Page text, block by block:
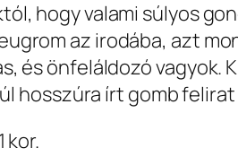
hogy valami súlyos
az irodába, azt
és önfeláldozó vagyok.
hosszúra írt gomb
kor.